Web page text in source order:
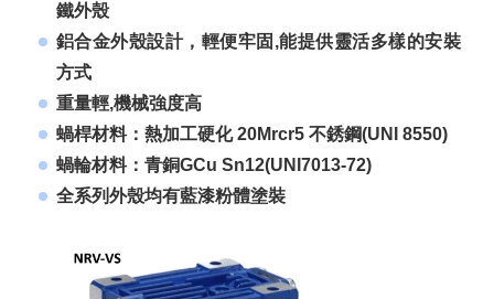
鐵外殼
鋁合金外殼設計，輕便牢固,能提供靈活多樣的安裝
方式
重量輕,機械強度高
蝸桿材料：熱加工硬化 20Mrcr5 不銹鋼(UNI 8550)
蝸輪材料：青銅GCu Sn12(UNI7013-72)
全系列外殼均有藍漆粉體塗裝